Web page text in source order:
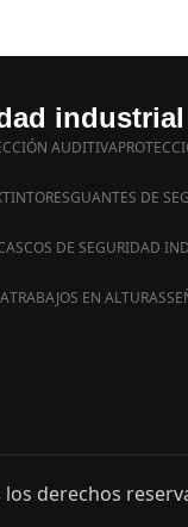
industrial
AUDITIVA
GUANTES DE
DE SEGURIDAD
TRABAJOS EN ALTURAS
derechos